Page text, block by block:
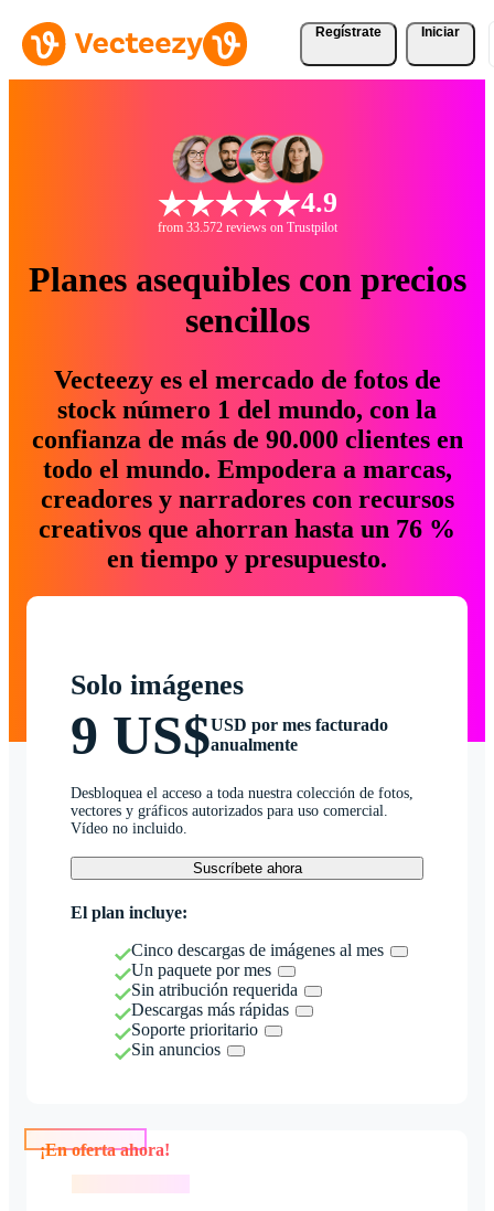
Regístrate Iniciar
4.9
from 33.572 reviews on Trustpilot
Planes asequibles con precios
sencillos
Vecteezy es el mercado de fotos de
stock número 1 del mundo, con la
confianza de más de 90.000 clientes en
todo el mundo. Empodera a marcas,
creadores y narradores con recursos
creativos que ahorran hasta un 76 %
en tiempo y presupuesto.
Solo imágenes
9 US$USD por mes facturado
anualmente
Desbloquea el acceso a toda nuestra colección de fotos,
vectores y gráficos autorizados para uso comercial.
Vídeo no incluido.
Suscríbete ahora
El plan incluye:
Cinco descargas de imágenes al mes
Un paquete por mes
Sin atribución requerida
Descargas más rápidas
Soporte prioritario
Sin anuncios